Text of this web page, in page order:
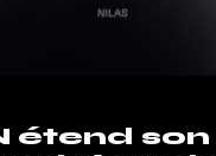
étend son